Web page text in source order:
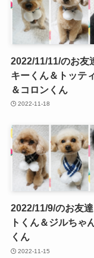
2022/11/11/のお友
キーくん＆トッテ
＆コロンくん
2022-11-18
2022/11/9/のお友
トくん＆ジルちゃ
くん
2022-11-15